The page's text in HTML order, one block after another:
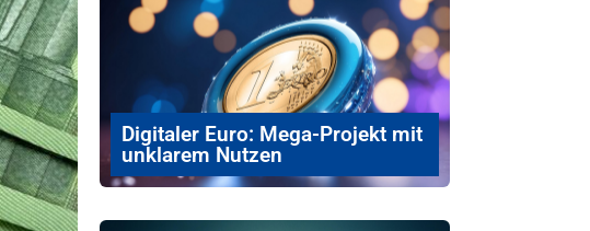
Digitaler Euro: Mega-Projekt mit
unklarem Nutzen